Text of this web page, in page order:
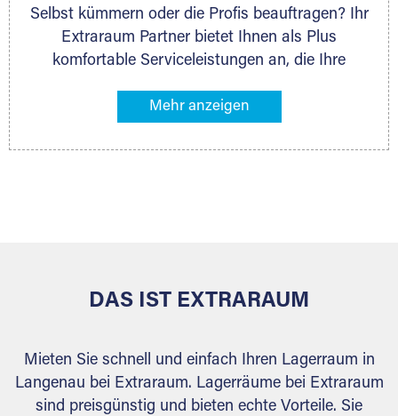
Selbst kümmern oder die Profis beauftragen? Ihr
Extraraum Partner bietet Ihnen als Plus
komfortable Serviceleistungen an, die Ihre
gehören z. B. Verpackungsservice, Lieferung von
Ihr Lagergut wird bei Ihrem Extraraum Partner
DAS IST EXTRARAUM
Mieten Sie schnell und einfach Ihren Lagerraum in
Langenau bei Extraraum. Lagerräume bei Extraraum
sind preisgünstig und bieten echte Vorteile. Sie